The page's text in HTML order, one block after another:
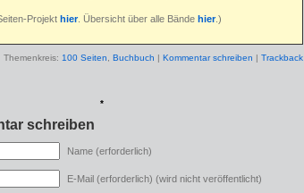
Projekt hier. Übersicht über alle Bände hier.)
Themenkreis: 100 Seiten, Buchbuch Kommentar schreiben Trackback
*
schreiben
Name (erforderlich)
E-Mail (erforderlich) (wird nicht veröffentlicht)